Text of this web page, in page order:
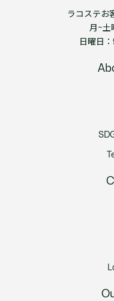
ラコステお
月~土
日曜日：